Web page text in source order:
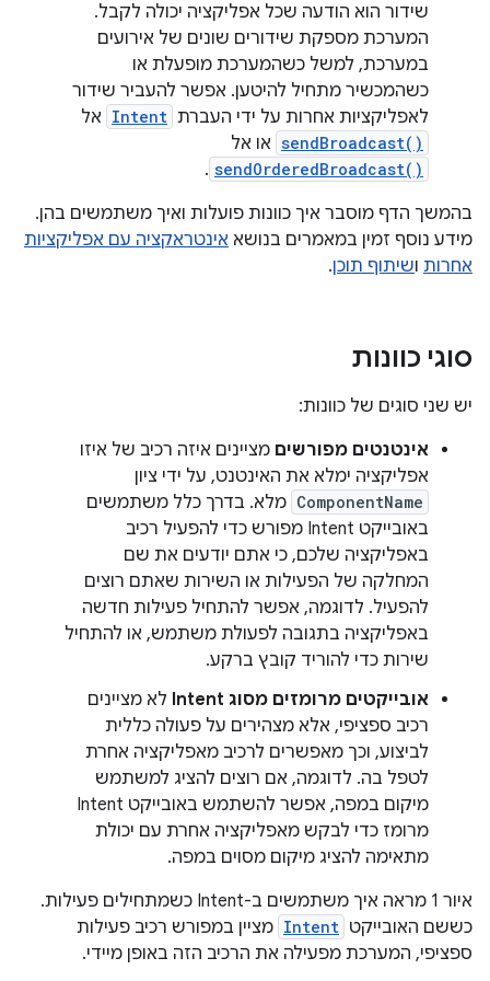
שידור הוא הודעה שכל אפליקציה יכולה לקבל.
המערכת מספקת שידורים שונים של אירועים
במערכת, למשל כשהמערכת מופעלת או
כשהמכשיר מתחיל להיטען. אפשר להעביר שידור
לאפליקציות אחרות על ידי העברת Intent אל
sendBroadcast() או אל
sendOrderedBroadcast()
.
בהמשך הדף מוסבר איך כוונות פועלות ואיך משתמשים בהן.
מידע נוסף זמין במאמרים בנושא אינטראקציה עם אפליקציות
אחרות ושיתוף תוכן.
סוגי כוונות
יש שני סוגים של כוונות:
אינטנטים מפורשים מציינים איזה רכיב של איזו
אפליקציה ימלא את האינטנט, על ידי ציון
ComponentName מלא. בדרך כלל משתמשים
באובייקט Intent מפורש כדי להפעיל רכיב
באפליקציה שלכם, כי אתם יודעים את שם
המחלקה של הפעילות או השירות שאתם רוצים
להפעיל. לדוגמה, אפשר להתחיל פעילות חדשה
באפליקציה בתגובה לפעולת משתמש, או להתחיל
שירות כדי להוריד קובץ ברקע.
אובייקטים מרומזים מסוג Intent
לא מציינים
רכיב ספציפי, אלא מצהירים על פעולה כללית
לביצוע, וכך מאפשרים לרכיב מאפליקציה אחרת
לטפל בה. לדוגמה, אם רוצים להציג למשתמש
מיקום במפה, אפשר להשתמש באובייקט Intent
מרומז כדי לבקש מאפליקציה אחרת עם יכולת
מתאימה להציג מיקום מסוים במפה.
איור 1 מראה איך משתמשים ב-Intent כשמתחילים פעילות.
כששם האובייקט Intent מציין במפורש רכיב פעילות
ספציפי, המערכת מפעילה את הרכיב הזה באופן מיידי.